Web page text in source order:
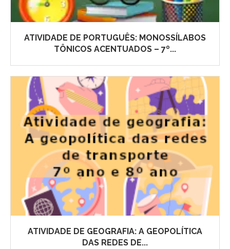
ATIVIDADE DE PORTUGUÊS: MONOSSÍLABOS
TÔNICOS ACENTUADOS – 7º...
ATIVIDADE DE GEOGRAFIA: A GEOPOLÍTICA
DAS REDES DE...